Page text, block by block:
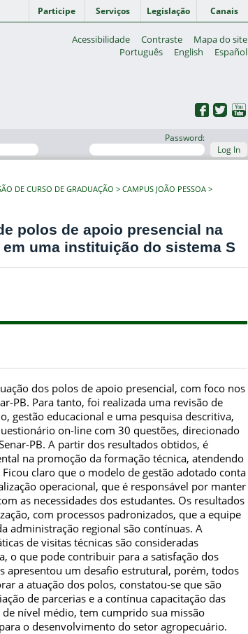
Participe Serviços Legislação Canais
Acessibilidade Contraste
Mapa do site
Português
English Español
Password:
Log In
DE CURSO DE GRADUAÇÃO
CAMPUS JOÃO PESSOA
polos de apoio presencial na
uma instituição do sistema S
dos polos de apoio presencial, com foco nos
PB. Para tanto, foi realizada uma revisão de
gestão educacional e uma pesquisa descritiva,
on-line com 30 questões, direcionado
PB. A partir dos resultados obtidos, é
na promoção da formação técnica, atendendo
claro que o modelo de gestão adotado conta
operacional, que é responsável por manter
as necessidades dos estudantes. Os resultados
com processos padronizados, que a equipe
administração regional são contínuas. A
de visitas técnicas são consideradas
o que pode contribuir para a satisfação dos
apresentou um desafio estrutural, porém, todos
a atuação dos polos, constatou-se que são
de parcerias e a contínua capacitação das
nível médio, tem cumprido sua missão
o desenvolvimento do setor agropecuário.